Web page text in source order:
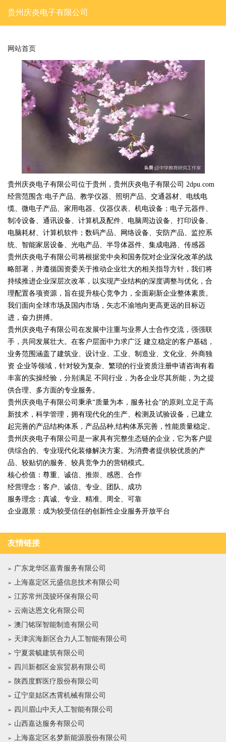
贵州庆炎电子有限公司
网站首页
贵州庆炎电子有限公司位于贵州，贵州庆炎电子有限公司 2dpu.com
经营范围含:电子产品、教学仪器、照明产品、交通器材、电线电
缆、微电子产品、家用电器、仪器仪表、机电设备；电子元器件、
制冷设备、通讯设备、计算机及配件、电脑周边设备、打印设备、
电脑耗材、计算机软件；数码产品、网络设备、安防产品、监控系
统、智能家居设备、光电产品、半导体器件、集成电路、传感器
贵州庆炎电子有限公司将根据党中央和国务院对企业深化改革的战
略部署，并遵循国资委关于推动企业壮大的相关指导方针，我们将
持续推进企业深层次改革，以实现产业结构的深度调整与优化，合
理配置各项资源，旨在提升核心竞争力，全面刷新企业整体素质。
我们面向全球市场及国内市场，矢志不渝地向更高更远的目标迈
进，奋力拼搏。
贵州庆炎电子有限公司在发展中注重与业界人士合作交流，强强联
手，共同发展壮大。在客户层面中力求广泛 建立稳定的客户基础，
业务范围涵盖了建筑业、设计业、工业、制造业、文化业、外商独
资 企业等领域，针对较为复杂、繁琐的行业资质注册申请咨询有着
丰富的实操经验，分别满足 不同行业，为各企业尽其所能，为之提
供合理、多方面的专业服务。
贵州庆炎电子有限公司秉承“质量为本，服务社会”的原则,立足于高
新技术，科学管理，拥有现代化的生产、检测及试验设备，已建立
起完善的产品结构体系，产品品种,结构体系完善，性能质量稳定。
贵州庆炎电子有限公司是一家具有完整生态链的企业，它为客户提
供综合的、专业现代化装修解决方案。为消费者提供较优质的产
品、较贴切的服务、较具竞争力的营销模式。
核心价值：尊重、诚信、推崇、感恩、合作
经营理念：客户、诚信、专业、团队、成功
服务理念：真诚、专业、精准、周全、可靠
企业愿景：成为较受信任的创新性企业服务开放平台
友情链接
广东龙华区嘉青服务有限公司
上海嘉定区元盛信息技术有限公司
江苏常州茂骏环保有限公司
云南达恩文化有限公司
澳门铭琛智能制造有限公司
天津滨海新区合力人工智能有限公司
宁夏裳毓建筑有限公司
四川新都区金宸贸易有限公司
陕西度辉医疗股份有限公司
辽宁皇姑区杰霄机械有限公司
四川眉山中天人工智能有限公司
山西嘉达服务有限公司
上海嘉定区名梦新能源股份有限公司